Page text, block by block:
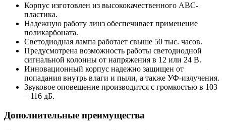
Корпус изготовлен из высококачественного ABC-
пластика.
Надежную работу линз обеспечивает применение
поликарбоната.
Светодиодная лампа работает свыше 50 тыс. часов.
Предусмотрена возможность работы светодиодной
сигнальной колонны от напряжения в 12 или 24 В.
Инновационный корпус надежно защищен от
попадания внутрь влаги и пыли, а также УФ-излучения.
Звуковое оповещение производится с громкостью в 103
– 116 дБ.
Дополнительные преимущества